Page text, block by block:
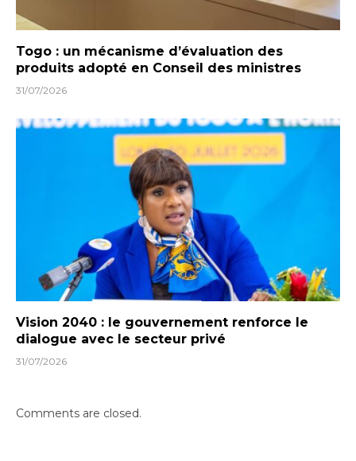
Togo : un mécanisme d’évaluation des
produits adopté en Conseil des ministres
31/07/2026
Vision 2040 : le gouvernement renforce le
dialogue avec le secteur privé
31/07/2026
Comments are closed.